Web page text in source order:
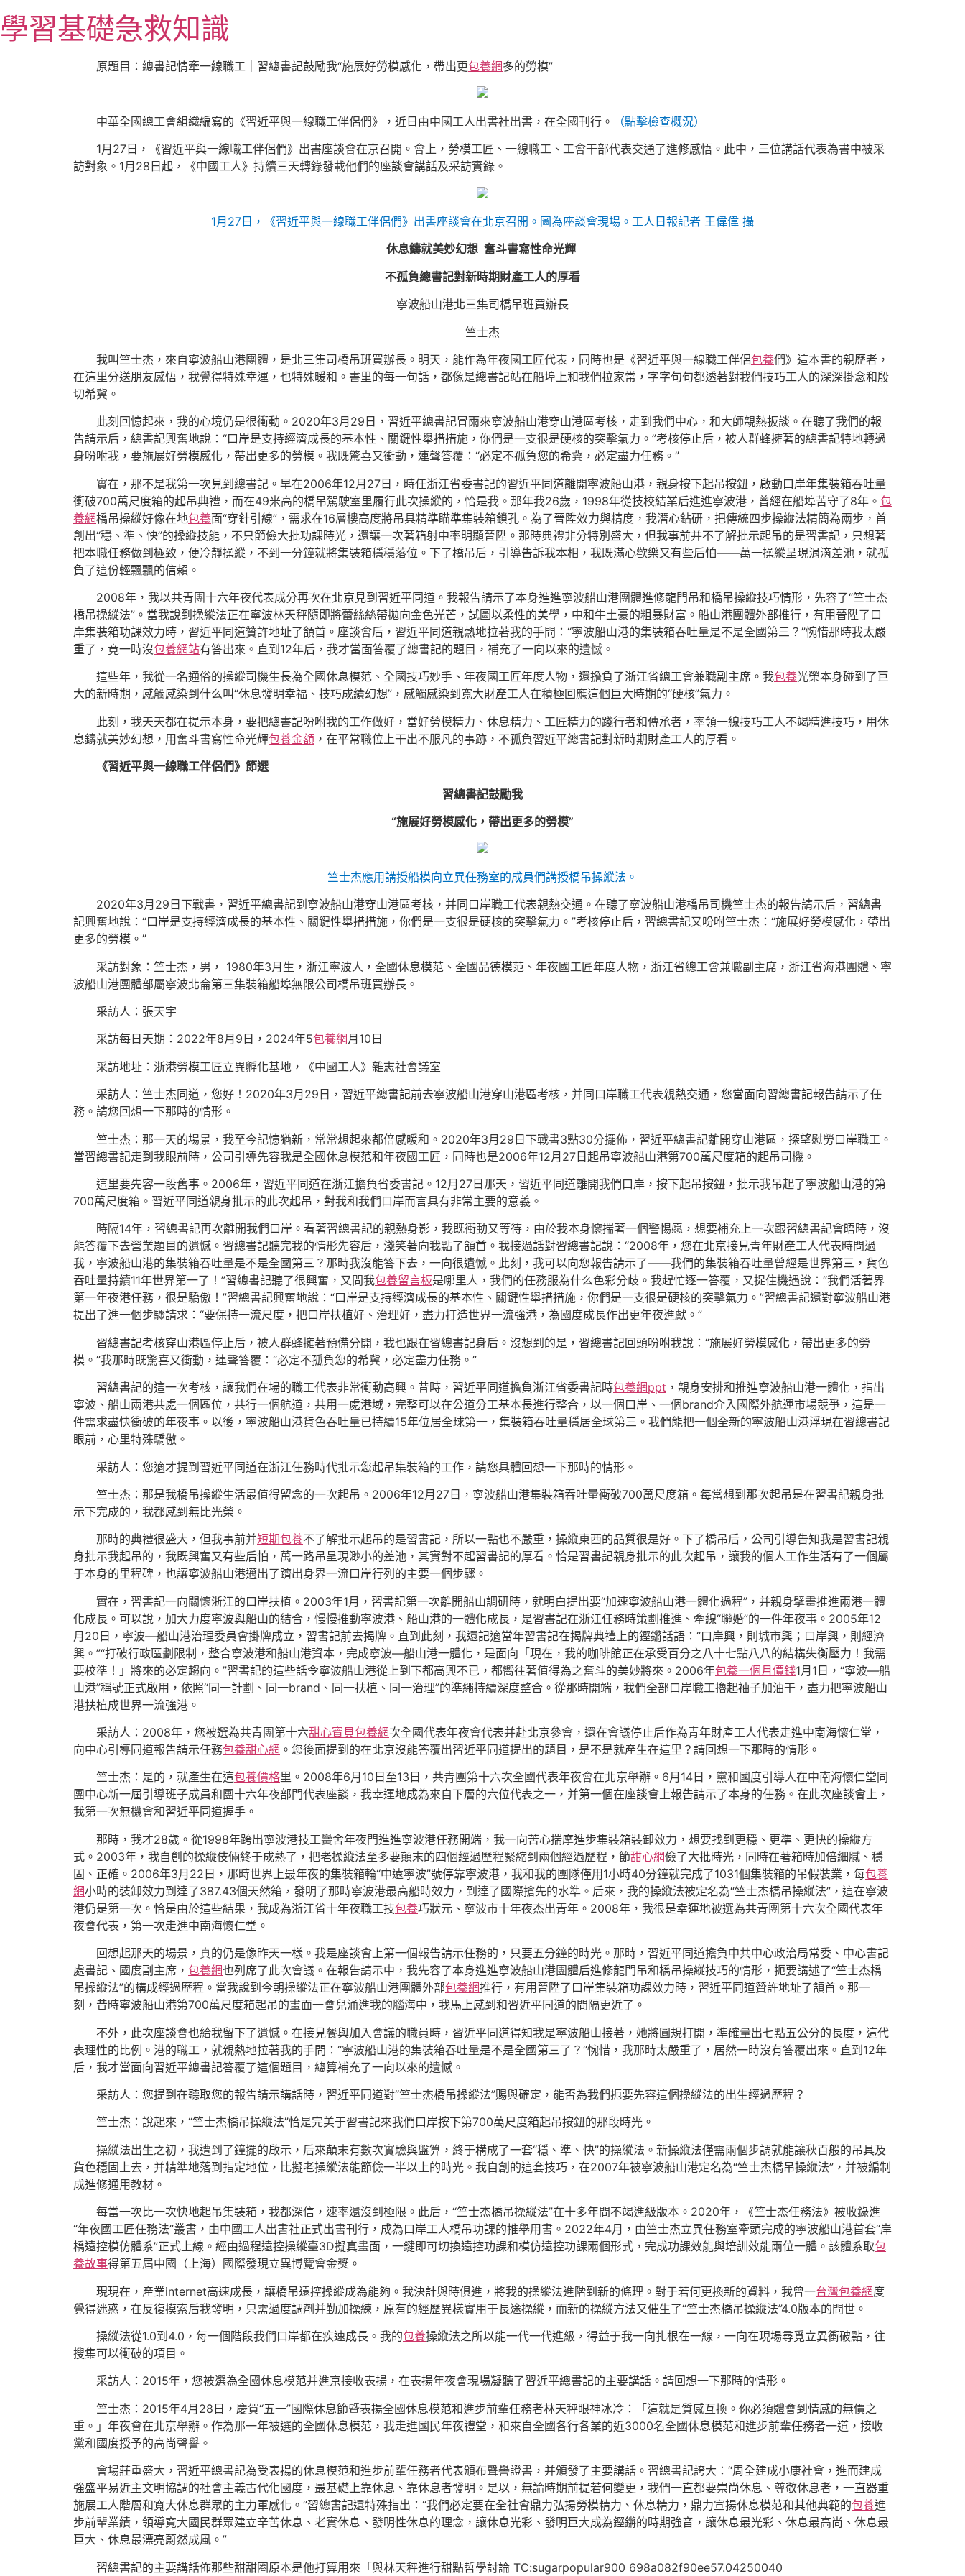
至
主
學習基礎急救知識
原題目：總書記情牽一線職工｜習總書記鼓勵我“施展好勞模感化，帶出更包養網多的勞模”
中華全國總工會組織編寫的《習近平與一線職工伴侶們》，近日由中國工人出書社出書，在全國刊行。 （點擊檢查概況）
1月27日，《習近平與一線職工伴侶們》出書座談會在京召開。會上，勞模工匠、一線職工、工會干部代表交通了進修感悟。此中，三位講話代表為書中被采
訪對象。1月28日起，《中國工人》持續三天轉錄發載他們的座談會講話及采訪實錄。
1月27日，《習近平與一線職工伴侶們》出書座談會在北京召開。圖為座談會現場。工人日報記者 王偉偉 攝
休息鑄就美妙幻想 奮斗書寫性命光輝
不孤負總書記對新時期財產工人的厚看
寧波船山港北三集司橋吊班買辦長
竺士杰
我叫竺士杰，來自寧波船山港團體，是北三集司橋吊班買辦長。明天，能作為年夜國工匠代表，同時也是《習近平與一線職工伴侶包養們》這本書的親歷者，
在這里分送朋友感悟，我覺得特殊幸運，也特殊暖和。書里的每一句話，都像是總書記站在船埠上和我們拉家常，字字句句都透著對我們技巧工人的深深掛念和殷
切希冀。
此刻回憶起來，我的心境仍是很衝動。2020年3月29日，習近平總書記冒雨來寧波船山港穿山港區考核，走到我們中心，和大師親熱扳談。在聽了我們的報
告請示后，總書記興奮地說：“口岸是支持經濟成長的基本性、關鍵性舉措措施，你們是一支很是硬核的突擊氣力。”考核停止后，被人群蜂擁著的總書記特地轉過
身吩咐我，要施展好勞模感化，帶出更多的勞模。我既驚喜又衝動，連聲答覆：“必定不孤負您的希冀，必定盡力任務。”
實在，那不是我第一次見到總書記。早在2006年12月27日，時任浙江省委書記的習近平同道離開寧波船山港，親身按下起吊按鈕，啟動口岸年集裝箱吞吐量
衝破700萬尺度箱的起吊典禮，而在49米高的橋吊駕駛室里履行此次操縱的，恰是我。那年我26歲，1998年從技校結業后進進寧波港，曾經在船埠苦守了8年。 包
養網橋吊操縱好像在地包養面“穿針引線”，需求在16層樓高度將吊具精準瞄準集裝箱鎖孔。為了晉陞效力與精度，我潛心鉆研，把傳統四步操縱法精簡為兩步，首
創出“穩、準、快”的操縱技能，不只節儉大批功課時光，還讓一次著箱射中率明顯晉陞。那時典禮非分特別盛大，但我事前并不了解批示起吊的是習書記，只想著
把本職任務做到極致，便冷靜操縱，不到一分鐘就將集裝箱穩穩落位。下了橋吊后，引導告訴我本相，我既滿心歡樂又有些后怕——萬一操縱呈現涓滴差池，就孤
負了這份輕飄飄的信賴。
2008年，我以共青團十六年夜代表成分再次在北京見到習近平同道。我報告請示了本身進進寧波船山港團體進修龍門吊和橋吊操縱技巧情形，先容了“竺士杰
橋吊操縱法”。當我說到操縱法正在寧波林天秤隨即將蕾絲絲帶拋向金色光芒，試圖以柔性的美學，中和牛土豪的粗暴財富。船山港團體外部推行，有用晉陞了口
岸集裝箱功課效力時，習近平同道贊許地址了頷首。座談會后，習近平同道親熱地拉著我的手問：“寧波船山港的集裝箱吞吐量是不是全國第三？”惋惜那時我太嚴
重了，竟一時沒包養網站有答出來。直到12年后，我才當面答覆了總書記的題目，補充了一向以來的遺憾。
這些年，我從一名通俗的操縱司機生長為全國休息模范、全國技巧妙手、年夜國工匠年度人物，還擔負了浙江省總工會兼職副主席。我包養光榮本身碰到了巨
大的新時期，感觸感染到什么叫“休息發明幸福、技巧成績幻想”，感觸感染到寬大財產工人在積極回應這個巨大時期的“硬核”氣力。
此刻，我天天都在提示本身，要把總書記吩咐我的工作做好，當好勞模精力、休息精力、工匠精力的踐行者和傳承者，率領一線技巧工人不竭精進技巧，用休
息鑄就美妙幻想，用奮斗書寫性命光輝包養金額 ，在平常職位上干出不服凡的事跡，不孤負習近平總書記對新時期財產工人的厚看。
《習近平與一線職工伴侶們》節選
習總書記鼓勵我
“施展好勞模感化，帶出更多的勞模”
竺士杰應用講授船模向立異任務室的成員們講授橋吊操縱法。
2020年3月29日下戰書，習近平總書記到寧波船山港穿山港區考核，并同口岸職工代表親熱交通。在聽了寧波船山港橋吊司機竺士杰的報告請示后，習總書
記興奮地說：“口岸是支持經濟成長的基本性、關鍵性舉措措施，你們是一支很是硬核的突擊氣力。”考核停止后，習總書記又吩咐竺士杰：“施展好勞模感化，帶出
更多的勞模。”
采訪對象：竺士杰，男， 1980年3月生，浙江寧波人，全國休息模范、全國品德模范、年夜國工匠年度人物，浙江省總工會兼職副主席，浙江省海港團體、寧
波船山港團體部屬寧波北侖第三集裝箱船埠無限公司橋吊班買辦長。
采訪人：張天宇
采訪每日天期：2022年8月9日，2024年5包養網月10日
采訪地址：浙港勞模工匠立異孵化基地，《中國工人》雜志社會議室
采訪人：竺士杰同道，您好！2020年3月29日，習近平總書記前去寧波船山港穿山港區考核，并同口岸職工代表親熱交通，您當面向習總書記報告請示了任
務。請您回想一下那時的情形。
竺士杰：那一天的場景，我至今記憶猶新，常常想起來都倍感暖和。2020年3月29日下戰書3點30分擺佈，習近平總書記離開穿山港區，探望慰勞口岸職工。
當習總書記走到我眼前時，公司引導先容我是全國休息模范和年夜國工匠，同時也是2006年12月27日起吊寧波船山港第700萬尺度箱的起吊司機。
這里要先容一段舊事。2006年，習近平同道在浙江擔負省委書記。12月27日那天，習近平同道離開我們口岸，按下起吊按鈕，批示我吊起了寧波船山港的第
700萬尺度箱。習近平同道親身批示的此次起吊，對我和我們口岸而言具有非常主要的意義。
時隔14年，習總書記再次離開我們口岸。看著習總書記的親熱身影，我既衝動又等待，由於我本身懷揣著一個警惕愿，想要補充上一次跟習總書記會晤時，沒
能答覆下去營業題目的遺憾。習總書記聽完我的情形先容后，淺笑著向我點了頷首。我接過話對習總書記說：“2008年，您在北京接見青年財產工人代表時問過
我，寧波船山港的集裝箱吞吐量是不是全國第三？那時我沒能答下去，一向很遺憾。此刻，我可以向您報告請示了——我們的集裝箱吞吐量曾經是世界第三，貨色
吞吐量持續11年世界第一了！”習總書記聽了很興奮，又問我包養留言板是哪里人，我們的任務服為什么色彩分歧。我趕忙逐一答覆，又捉住機遇說：“我們活著界
第一年夜港任務，很是驕傲！”習總書記興奮地說：“口岸是支持經濟成長的基本性、關鍵性舉措措施，你們是一支很是硬核的突擊氣力。”習總書記還對寧波船山港
提出了進一個步驟請求：“要保持一流尺度，把口岸扶植好、治理好，盡力打造世界一流強港，為國度成長作出更年夜進獻。”
習總書記考核穿山港區停止后，被人群蜂擁著預備分開，我也跟在習總書記身后。沒想到的是，習總書記回頭吩咐我說：“施展好勞模感化，帶出更多的勞
模。”我那時既驚喜又衝動，連聲答覆：“必定不孤負您的希冀，必定盡力任務。”
習總書記的這一次考核，讓我們在場的職工代表非常衝動高興。昔時，習近平同道擔負浙江省委書記時包養網ppt ，親身安排和推進寧波船山港一體化，指出
寧波、船山兩港共處一個區位，共行一個航道，共用一處港域，完整可以在公道分工基本長進行整合，以一個口岸、一個brand介入國際外航運市場競爭，這是一
件需求盡快衝破的年夜事。以後，寧波船山港貨色吞吐量已持續15年位居全球第一，集裝箱吞吐量穩居全球第三。我們能把一個全新的寧波船山港浮現在習總書記
眼前，心里特殊驕傲。
采訪人：您適才提到習近平同道在浙江任務時代批示您起吊集裝箱的工作，請您具體回想一下那時的情形。
竺士杰：那是我橋吊操縱生活最值得留念的一次起吊。2006年12月27日，寧波船山港集裝箱吞吐量衝破700萬尺度箱。每當想到那次起吊是在習書記親身批
示下完成的，我都感到無比光榮。
那時的典禮很盛大，但我事前并短期包養不了解批示起吊的是習書記，所以一點也不嚴重，操縱東西的品質很是好。下了橋吊后，公司引導告知我是習書記親
身批示我起吊的，我既興奮又有些后怕，萬一路吊呈現渺小的差池，其實對不起習書記的厚看。恰是習書記親身批示的此次起吊，讓我的個人工作生活有了一個屬
于本身的里程碑，也讓寧波船山港邁出了躋出身界一流口岸行列的主要一個步驟。
實在，習書記一向關懷浙江的口岸扶植。2003年1月，習書記第一次離開船山調研時，就明白提出要“加速寧波船山港一體化過程”，并親身擘畫推進兩港一體
化成長。可以說，加大力度寧波與船山的結合，慢慢推動寧波港、船山港的一體化成長，是習書記在浙江任務時策劃推進、牽線“聯婚”的一件年夜事。2005年12
月20日，寧波―船山港治理委員會掛牌成立，習書記前去揭牌。直到此刻，我還記適當年習書記在揭牌典禮上的鏗鏘話語：“口岸興，則城市興；口岸興，則經濟
興。”“打破行政區劃限制，整合寧波港和船山港資本，完成寧波―船山港一體化，是面向「現在，我的咖啡館正在承受百分之八十七點八八的結構失衡壓力！我需
要校準！」將來的必定趨向。”習書記的這些話令寧波船山港從上到下都高興不已，都嚮往著值得為之奮斗的美妙將來。2006年包養一個月價錢1月1日，“寧波―船
山港”稱號正式啟用，依照“同一計劃、同一brand、同一扶植、同一治理”的準繩持續深度整合。從那時開端，我們全部口岸職工擼起袖子加油干，盡力把寧波船山
港扶植成世界一流強港。
采訪人：2008年，您被選為共青團第十六甜心寶貝包養網次全國代表年夜會代表并赴北京參會，還在會議停止后作為青年財產工人代表走進中南海懷仁堂，
向中心引導同道報告請示任務包養甜心網 。您後面提到的在北京沒能答覆出習近平同道提出的題目，是不是就產生在這里？請回想一下那時的情形。
竺士杰：是的，就產生在這包養價格里。2008年6月10日至13日，共青團第十六次全國代表年夜會在北京舉辦。6月14日，黨和國度引導人在中南海懷仁堂同
團中心新一屆引導班子成員和團十六年夜部門代表座談，我幸運地成為來自下層的六位代表之一，并第一個在座談會上報告請示了本身的任務。在此次座談會上，
我第一次無機會和習近平同道握手。
那時，我才28歲。從1998年跨出寧波港技工黌舍年夜門進進寧波港任務開端，我一向苦心揣摩進步集裝箱裝卸效力，想要找到更穩、更準、更快的操縱方
式。2003年，我自創的操縱伎倆終于成熟了，把老操縱法至多要顛末的四個經過歷程緊縮到兩個經過歷程，節甜心網儉了大批時光，同時在著箱時加倍細膩、穩
固、正確。2006年3月22日，那時世界上最年夜的集裝箱輪“中遠寧波”號停靠寧波港，我和我的團隊僅用1小時40分鐘就完成了1031個集裝箱的吊假裝業，每包養
網小時的裝卸效力到達了387.43個天然箱，發明了那時寧波港最高船時效力，到達了國際搶先的水準。后來，我的操縱法被定名為“竺士杰橋吊操縱法”，這在寧波
港仍是第一次。恰是由於這些結果，我成為浙江省十年夜職工技包養巧狀元、寧波市十年夜杰出青年。2008年，我很是幸運地被選為共青團第十六次全國代表年
夜會代表，第一次走進中南海懷仁堂。
回想起那天的場景，真的仍是像昨天一樣。我是座談會上第一個報告請示任務的，只要五分鐘的時光。那時，習近平同道擔負中共中心政治局常委、中心書記
處書記、國度副主席， 包養網也列席了此次會議。在報告請示中，我先容了本身進進寧波船山港團體后進修龍門吊和橋吊操縱技巧的情形，扼要講述了“竺士杰橋
吊操縱法”的構成經過歷程。當我說到今朝操縱法正在寧波船山港團體外部包養網推行，有用晉陞了口岸集裝箱功課效力時，習近平同道贊許地址了頷首。那一
刻，昔時寧波船山港第700萬尺度箱起吊的畫面一會兒涌進我的腦海中，我馬上感到和習近平同道的間隔更近了。
不外，此次座談會也給我留下了遺憾。在接見餐與加入會議的職員時，習近平同道得知我是寧波船山接著，她將圓規打開，準確量出七點五公分的長度，這代
表理性的比例。港的職工，就親熱地拉著我的手問：“寧波船山港的集裝箱吞吐量是不是全國第三了？”惋惜，我那時太嚴重了，居然一時沒有答覆出來。直到12年
后，我才當面向習近平總書記答覆了這個題目，總算補充了一向以來的遺憾。
采訪人：您提到在聽取您的報告請示講話時，習近平同道對“竺士杰橋吊操縱法”賜與確定，能否為我們扼要先容這個操縱法的出生經過歷程？
竺士杰：說起來，“竺士杰橋吊操縱法”恰是完美于習書記來我們口岸按下第700萬尺度箱起吊按鈕的那段時光。
操縱法出生之初，我遭到了鐘擺的啟示，后來顛末有數次實驗與盤算，終于構成了一套“穩、準、快”的操縱法。新操縱法僅需兩個步調就能讓秋百般的吊具及
貨色穩固上去，并精準地落到指定地位，比擬老操縱法能節儉一半以上的時光。我自創的這套技巧，在2007年被寧波船山港定名為“竺士杰橋吊操縱法”，并被編制
成進修通用教材。
每當一次比一次快地起吊集裝箱，我都深信，速率還沒到極限。此后，“竺士杰橋吊操縱法”在十多年間不竭進級版本。2020年，《竺士杰任務法》被收錄進
“年夜國工匠任務法”叢書，由中國工人出書社正式出書刊行，成為口岸工人橋吊功課的推舉用書。2022年4月，由竺士杰立異任務室牽頭完成的寧波船山港首套“岸
橋遠控模仿體系”正式上線。經由過程遠控操縱臺3D擬真畫面，一鍵即可切換遠控功課和模仿遠控功課兩個形式，完成功課效能與培訓效能兩位一體。該體系取包
養故事得第五屆中國（上海）國際發現立異博覽會金獎。
現現在，產業internet高速成長，讓橋吊遠控操縱成為能夠。我決計與時俱進，將我的操縱法進階到新的條理。對于若何更換新的資料，我曾一台灣包養網度
覺得迷惑，在反復摸索后我發明，只需過度調劑并勤加操練，原有的經歷異樣實用于長途操縱，而新的操縱方法又催生了“竺士杰橋吊操縱法”4.0版本的問世。
操縱法從1.0到4.0，每一個階段我們口岸都在疾速成長。我的包養操縱法之所以能一代一代進級，得益于我一向扎根在一線，一向在現場尋覓立異衝破點，往
搜集可以衝破的項目。
采訪人：2015年，您被選為全國休息模范并進京接收表揚，在表揚年夜會現場凝聽了習近平總書記的主要講話。請回想一下那時的情形。
竺士杰：2015年4月28日，慶賀“五一”國際休息節暨表揚全國休息模范和進步前輩任務者林天秤眼神冰冷：「這就是質感互換。你必須體會到情感的無價之
重。」年夜會在北京舉辦。作為那一年被選的全國休息模范，我走進國民年夜禮堂，和來自全國各行各業的近3000名全國休息模范和進步前輩任務者一道，接收
黨和國度授予的高尚聲譽。
會場莊重盛大，習近平總書記為受表揚的休息模范和進步前輩任務者代表頒布聲譽證書，并頒發了主要講話。習總書記誇大：“周全建成小康社會，進而建成
強盛平易近主文明協調的社會主義古代化國度，最基礎上靠休息、靠休息者發明。是以，無論時期前提若何變更，我們一直都要崇尚休息、尊敬休息者，一直器重
施展工人階層和寬大休息群眾的主力軍感化。”習總書記還特殊指出：“我們必定要在全社會鼎力弘揚勞模精力、休息精力，鼎力宣揚休息模范和其他典範的包養進
步前輩業績，領導寬大國民群眾建立辛苦休息、老實休息、發明性休息的理念，讓休息光彩、發明巨大成為鏗鏘的時期強音，讓休息最光彩、休息最高尚、休息最
巨大、休息最漂亮蔚然成風。”
習總書記的主要講話佈那些甜甜圈原本是他打算用來「與林天秤進行甜點哲學討論 TC:sugarpopular900 698a082f90ee57.04250040